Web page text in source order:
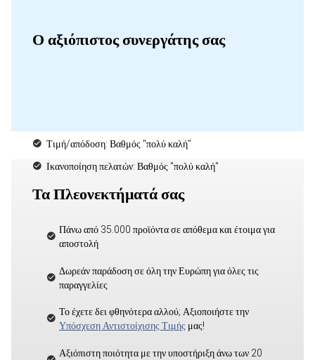
Ο αξιόπιστος συνεργάτης σας
Τιμή/απόδοση: Βαθμός "πολύ καλή"
Ικανοποίηση πελατών: Βαθμός "πολύ καλή"
Τα Πλεονεκτήματά σας
Πάνω από 35.000 προϊόντα σε απόθεμα και έτοιμα για
αποστολή
Δωρεάν παράδοση σε όλη την Ευρώπη για όλες τις
παραγγελίες
Το έχετε δει φθηνότερα αλλού; Αξιοποιήστε την
Υπόσχεση Αντιστοίχισης Τιμής μας!
Αξιόπιστη ποιότητα με την υποστήριξη άνω των 20